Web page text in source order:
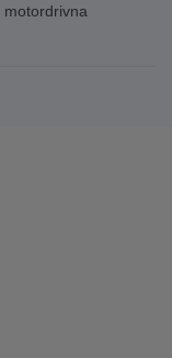
motordrivna